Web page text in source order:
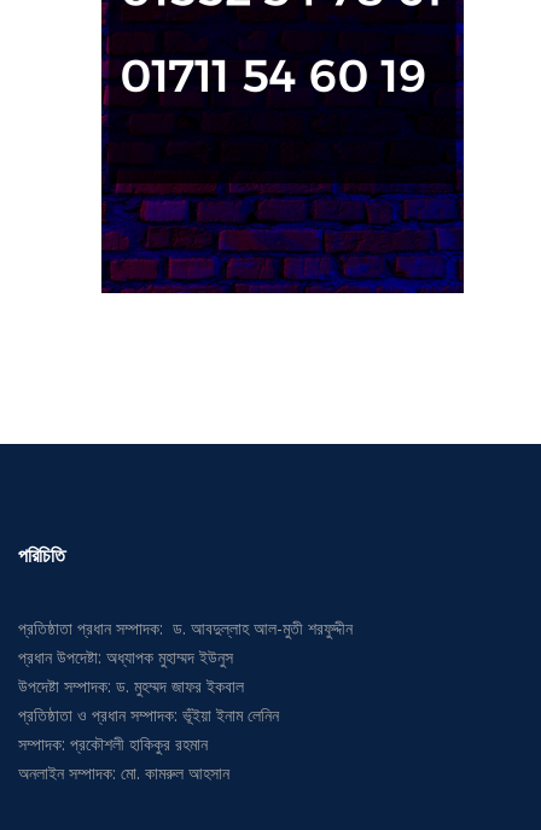
প্রতিষ্ঠাতা প্রধান সম্পাদক: ড. আবদুল্লাহ আল-মুতী শরফুদ্দীন
প্রধান উপদেষ্টা: অধ্যাপক মুহাম্মদ ইউনুস
উপদেষ্টা সম্পাদক: ড. মুহম্মদ জাফর ইকবাল
প্রতিষ্ঠাতা ও প্রধান সম্পাদক: ভূঁইয়া ইনাম লেনিন
সম্পাদক: প্রকৌশলী হাকিকুর রহমান